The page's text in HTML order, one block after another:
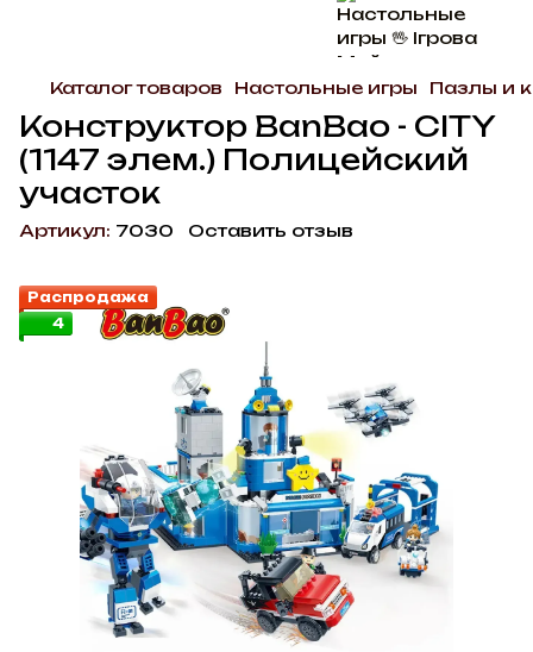
Каталог товаров Настольные игры Пазлы и
Конструктор BanBao - CITY
(1147 элем.) Полицейский
участок
Артикул: 7030 Оставить отзыв
Распродажа
4